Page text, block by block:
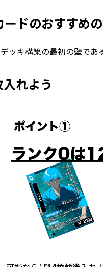
ドのおすすめ
ッキ構築の最初の壁であ
れよう